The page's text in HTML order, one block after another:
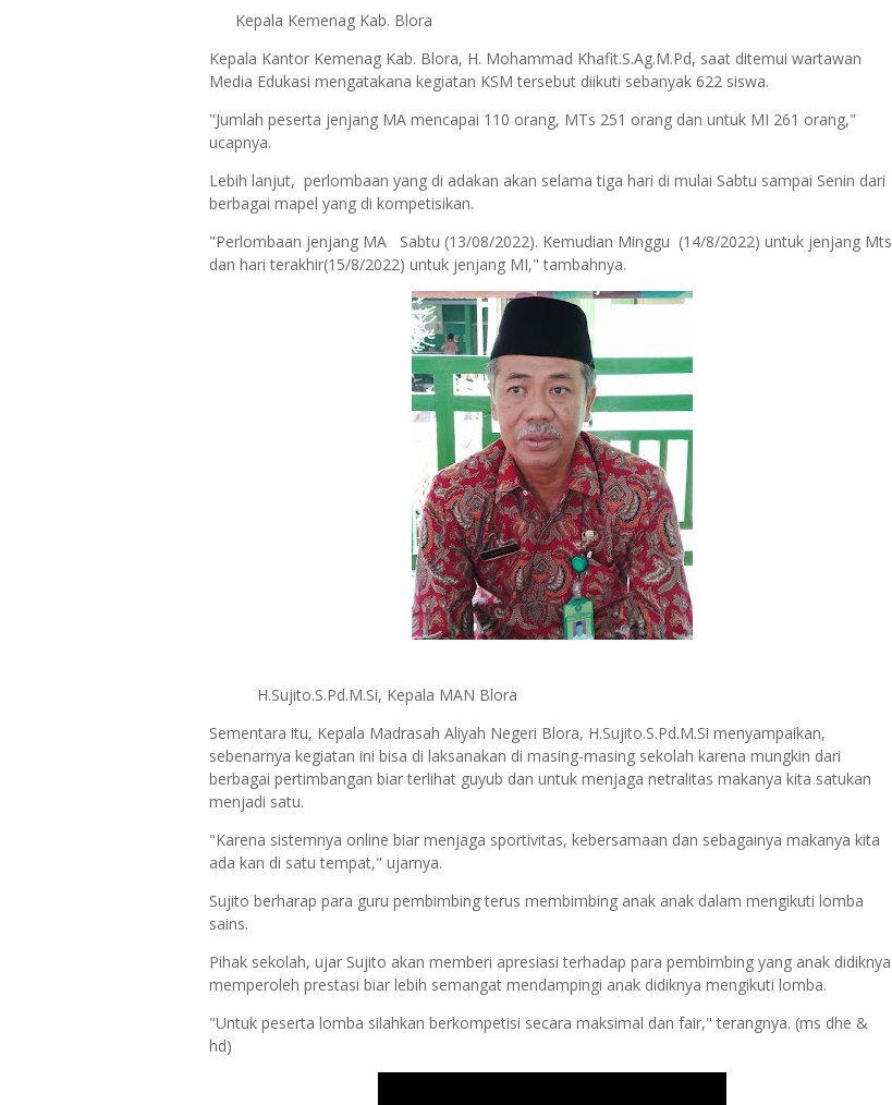
Kepala Kemenag Kab. Blora
Kepala Kantor Kemenag Kab. Blora, H. Mohammad Khafit.S.Ag.M.Pd, saat ditemui wartawan
Media Edukasi mengatakana kegiatan KSM tersebut diikuti sebanyak 622 siswa.
"Jumlah peserta jenjang MA mencapai 110 orang, MTs 251 orang dan untuk MI 261 orang,"
ucapnya.
Lebih lanjut, perlombaan yang di adakan akan selama tiga hari di mulai Sabtu sampai Senin dari
berbagai mapel yang di kompetisikan.
"Perlombaan jenjang MA Sabtu (13/08/2022). Kemudian Minggu (14/8/2022) untuk jenjang Mts
dan hari terakhir(15/8/2022) untuk jenjang MI," tambahnya.
H.Sujito.S.Pd.M.Si, Kepala MAN Blora
Sementara itu, Kepala Madrasah Aliyah Negeri Blora, H.Sujito.S.Pd.M.Si menyampaikan,
sebenarnya kegiatan ini bisa di laksanakan di masing-masing sekolah karena mungkin dari
berbagai pertimbangan biar terlihat guyub dan untuk menjaga netralitas makanya kita satukan
menjadi satu.
"Karena sistemnya online biar menjaga sportivitas, kebersamaan dan sebagainya makanya kita
ada kan di satu tempat," ujarnya.
Sujito berharap para guru pembimbing terus membimbing anak anak dalam mengikuti lomba
sains.
Pihak sekolah, ujar Sujito akan memberi apresiasi terhadap para pembimbing yang anak didiknya
memperoleh prestasi biar lebih semangat mendampingi anak didiknya mengikuti lomba.
"Untuk peserta lomba silahkan berkompetisi secara maksimal dan fair," terangnya. (ms dhe &
hd)